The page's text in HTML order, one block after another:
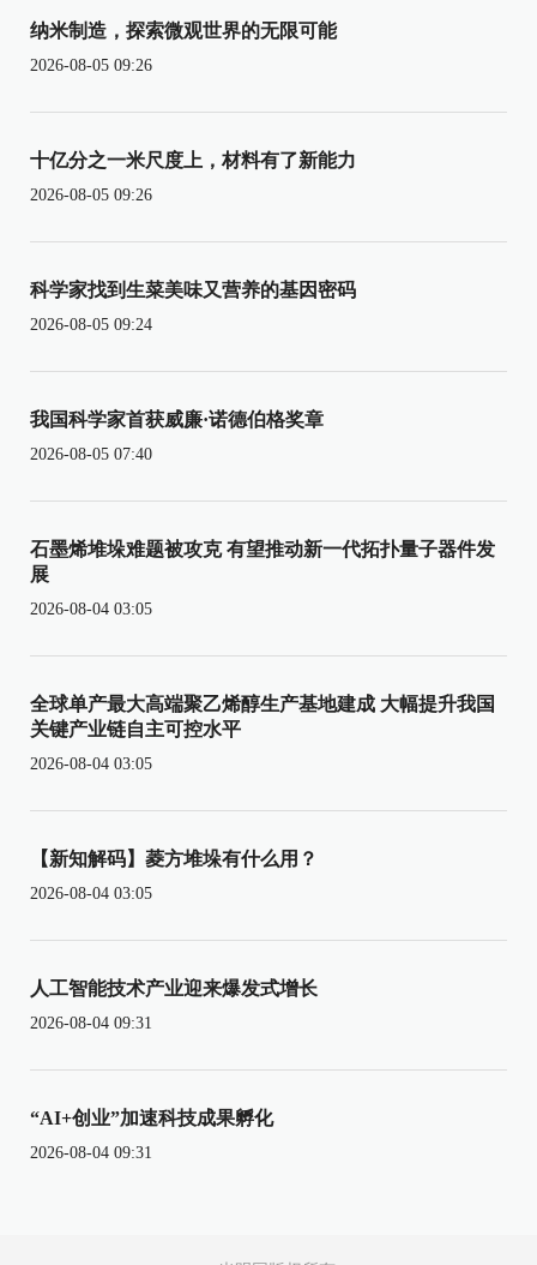
纳米制造，探索微观世界的无限可能
2026-08-05 09:26
十亿分之一米尺度上，材料有了新能力
2026-08-05 09:26
科学家找到生菜美味又营养的基因密码
2026-08-05 09:24
我国科学家首获威廉·诺德伯格奖章
2026-08-05 07:40
石墨烯堆垛难题被攻克 有望推动新一代拓扑量子器件发
展
2026-08-04 03:05
全球单产最大高端聚乙烯醇生产基地建成 大幅提升我国
关键产业链自主可控水平
2026-08-04 03:05
【新知解码】菱方堆垛有什么用？
2026-08-04 03:05
人工智能技术产业迎来爆发式增长
2026-08-04 09:31
“AI+创业”加速科技成果孵化
2026-08-04 09:31